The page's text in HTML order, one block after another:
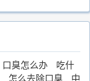
口臭怎么办
吃什
怎么去除口臭
中